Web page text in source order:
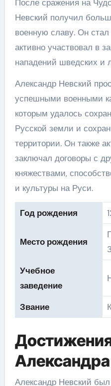
После сражения на
Невский получил
военную славу. Он
активно участвовал в
нападений шведских и
Александр Невский
успешными военными
которым удалось
Русской земли и
территории. Он также
заключал договоры с
княжествами,
и культуры на Руси.
Год рождения
Место рождения
Учебное
заведение
Звание
Александр Невский